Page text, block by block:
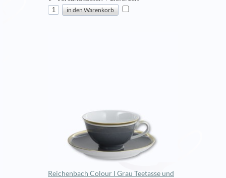
Reichenbach Colour I Grau Teetasse und